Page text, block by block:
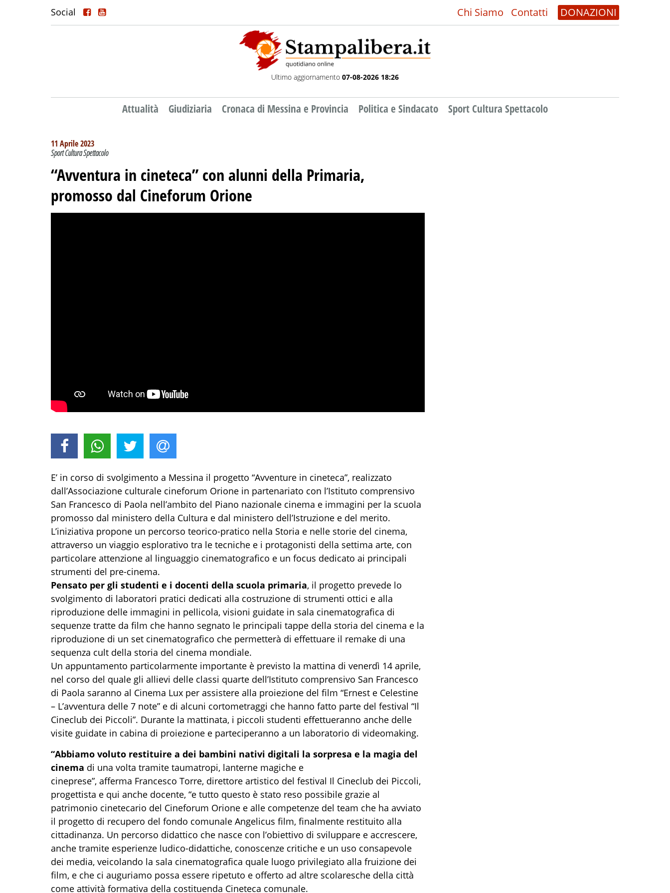
Social Chi Siamo Contatti DONAZIONI
Ultimo aggiornamento 07-08-2026 18:26
Attualità Giudiziaria Cronaca di Messina e Provincia Politica e Sindacato Sport Cultura Spettacolo
11 Aprile 2023
Sport Cultura Spettacolo
“Avventura in cineteca” con alunni della Primaria,
promosso dal Cineforum Orione
E’ in corso di svolgimento a Messina il progetto “Avventure in cineteca”, realizzato
dall’Associazione culturale cineforum Orione in partenariato con l’Istituto comprensivo
San Francesco di Paola nell’ambito del Piano nazionale cinema e immagini per la scuola
promosso dal ministero della Cultura e dal ministero dell’Istruzione e del merito.
L’iniziativa propone un percorso teorico-pratico nella Storia e nelle storie del cinema,
attraverso un viaggio esplorativo tra le tecniche e i protagonisti della settima arte, con
particolare attenzione al linguaggio cinematografico e un focus dedicato ai principali
strumenti del pre-cinema.
Pensato per gli studenti e i docenti della scuola primaria, il progetto prevede lo
svolgimento di laboratori pratici dedicati alla costruzione di strumenti ottici e alla
riproduzione delle immagini in pellicola, visioni guidate in sala cinematografica di
sequenze tratte da film che hanno segnato le principali tappe della storia del cinema e la
riproduzione di un set cinematografico che permetterà di effettuare il remake di una
sequenza cult della storia del cinema mondiale.
Un appuntamento particolarmente importante è previsto la mattina di venerdì 14 aprile,
nel corso del quale gli allievi delle classi quarte dell’Istituto comprensivo San Francesco
di Paola saranno al Cinema Lux per assistere alla proiezione del film “Ernest e Celestine
– L’avventura delle 7 note” e di alcuni cortometraggi che hanno fatto parte del festival “Il
Cineclub dei Piccoli”. Durante la mattinata, i piccoli studenti effettueranno anche delle
visite guidate in cabina di proiezione e parteciperanno a un laboratorio di videomaking.
“Abbiamo voluto restituire a dei bambini nativi digitali la sorpresa e la magia del
cinema di una volta tramite taumatropi, lanterne magiche e
cineprese”, afferma Francesco Torre, direttore artistico del festival Il Cineclub dei Piccoli,
progettista e qui anche docente, “e tutto questo è stato reso possibile grazie al
patrimonio cinetecario del Cineforum Orione e alle competenze del team che ha avviato
il progetto di recupero del fondo comunale Angelicus film, finalmente restituito alla
cittadinanza. Un percorso didattico che nasce con l’obiettivo di sviluppare e accrescere,
anche tramite esperienze ludico-didattiche, conoscenze critiche e un uso consapevole
dei media, veicolando la sala cinematografica quale luogo privilegiato alla fruizione dei
film, e che ci auguriamo possa essere ripetuto e offerto ad altre scolaresche della città
come attività formativa della costituenda Cineteca comunale.